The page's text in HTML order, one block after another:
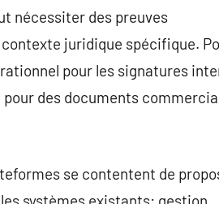
nécessiter des preuves
juridique spécifique.
pour les signatures
des documents
se contentent de